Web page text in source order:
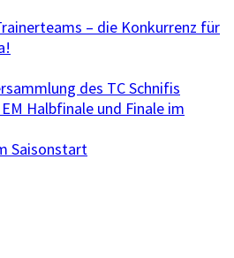
– die Konkurrenz für
des TC Schnifis
Halbfinale und Finale im
Saisonstart